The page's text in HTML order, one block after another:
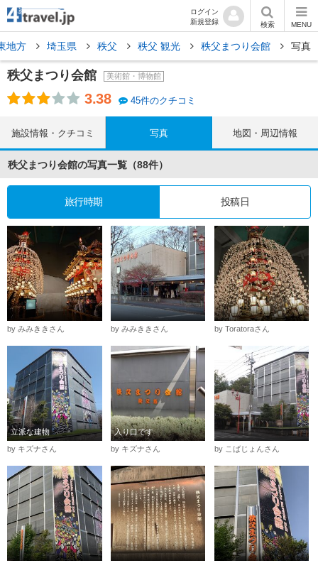
ログイン
新規登録
検索 MENU
地方 埼玉県 秩父 秩父 観光 秩父まつり会館 写真
秩父まつり会館 美術館・博物館
3.38 45件のクチコミ
施設情報・クチコミ 写真 地図・周辺情報
秩父まつり会館の写真一覧（88件）
旅行時期 投稿日
by みみききさん by みみききさん by Toratoraさん
立派な建物
by キズナさん
入り口です
by キズナさん
by こばじょんさん